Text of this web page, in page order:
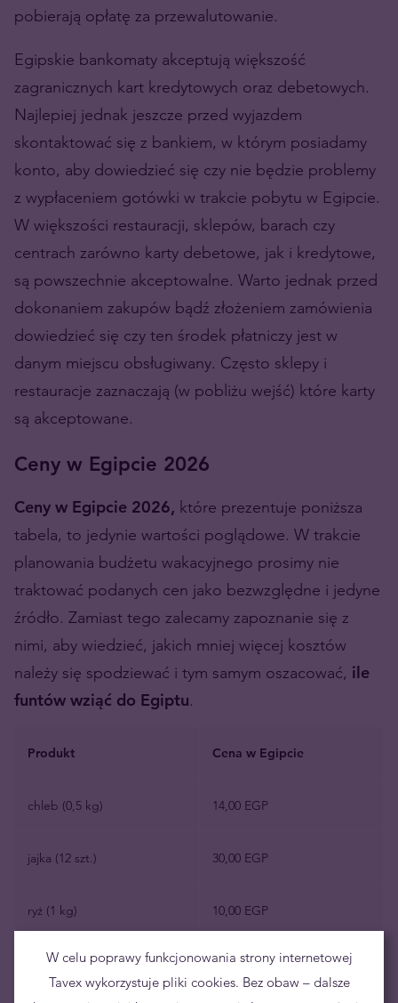
pobierają opłatę za przewalutowanie.
Egipskie bankomaty akceptują większość
zagranicznych kart kredytowych oraz debetowych.
Najlepiej jednak jeszcze przed wyjazdem
skontaktować się z bankiem, w którym posiadamy
konto, aby dowiedzieć się czy nie będzie problemy
z wypłaceniem gotówki w trakcie pobytu w Egipcie.
W większości restauracji, sklepów, barach czy
centrach zarówno karty debetowe, jak i kredytowe,
są powszechnie akceptowalne. Warto jednak przed
dokonaniem zakupów bądź złożeniem zamówienia
dowiedzieć się czy ten środek płatniczy jest w
danym miejscu obsługiwany. Często sklepy i
restauracje zaznaczają (w pobliżu wejść) które karty
są akceptowane.
Ceny w Egipcie 2026
Ceny w Egipcie 2026, które prezentuje poniższa
tabela, to jedynie wartości poglądowe. W trakcie
planowania budżetu wakacyjnego prosimy nie
traktować podanych cen jako bezwzględne i jedyne
źródło. Zamiast tego zalecamy zapoznanie się z
nimi, aby wiedzieć, jakich mniej więcej kosztów
należy się spodziewać i tym samym oszacować, ile
funtów wziąć do Egiptu.
Produkt Cena w Egipcie
chleb (0,5 kg) 14,00 EGP
jajka (12 szt.) 30,00 EGP
ryż (1 kg) 10,00 EGP
woda (1,5 l) 4,40 EGP
W celu poprawy funkcjonowania strony internetowej
Tavex wykorzystuje pliki cookies. Bez obaw – dalsze